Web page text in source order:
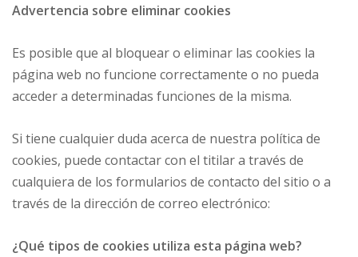
Advertencia sobre eliminar cookies
Es posible que al bloquear o eliminar las cookies la
página web no funcione correctamente o no pueda
acceder a determinadas funciones de la misma.
Si tiene cualquier duda acerca de nuestra política de
cookies, puede contactar con el titilar a través de
cualquiera de los formularios de contacto del sitio o a
través de la dirección de correo electrónico:
¿Qué tipos de cookies utiliza esta página web?